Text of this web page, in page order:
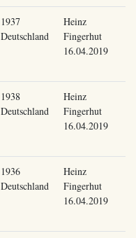
1937
Deutschland
Heinz
Fingerhut
16.04.2019
1938
Deutschland
Heinz
Fingerhut
16.04.2019
1936
Deutschland
Heinz
Fingerhut
16.04.2019